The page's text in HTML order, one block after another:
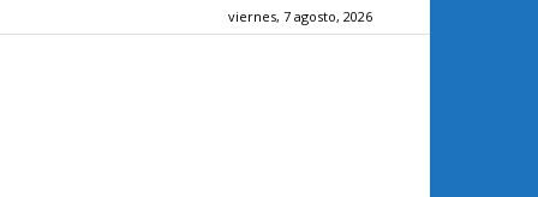
viernes, 7 agosto, 2026